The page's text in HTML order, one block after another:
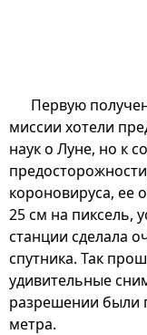
Первую
миссии хотели
наук о Луне, но к
короновируса, ее
25 см на пиксель,
станции сделала
спутника. Так
удивительные
разрешении были
метра.